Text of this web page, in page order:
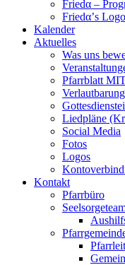
Friedα –
Friedα’s
Kalender
Aktuelles
Was uns
Pfarrblatt
Liedpläne
Social Media
Fotos
Logos
Kontakt
Pfarrbüro